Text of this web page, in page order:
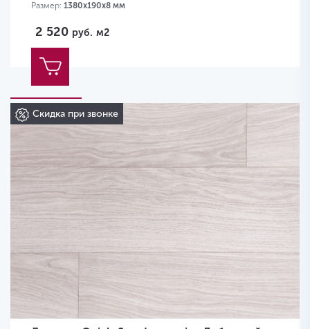
Размер: 1380х190х8 мм
2 520 руб. м2
Скидка при звонке